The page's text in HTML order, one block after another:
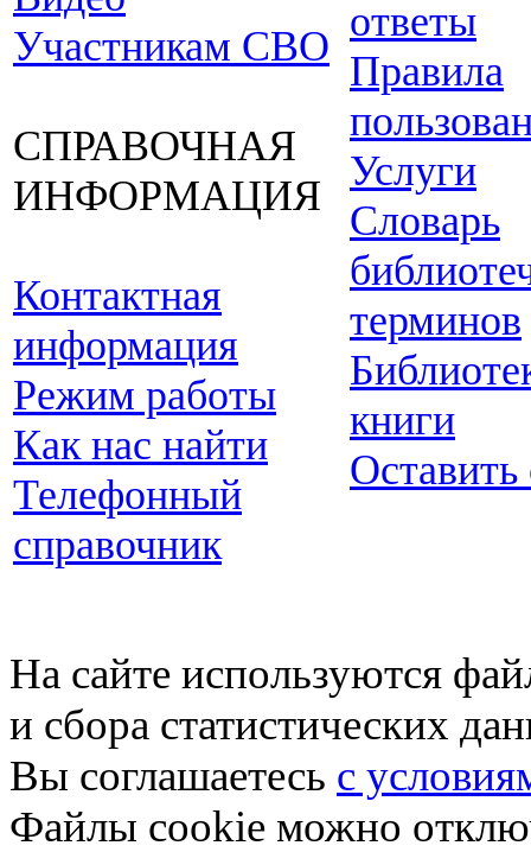
Участникам СВО
СПРАВОЧНАЯ
ИНФОРМАЦИЯ
Контактная
информация
Режим работы
Как нас найти
Телефонный
справочник
ответы
Правила
Услуги
Словарь
терминов
книги
Оставить
На сайте используются
и сбора статистических
Вы соглашаетесь с
Файлы cookie можно